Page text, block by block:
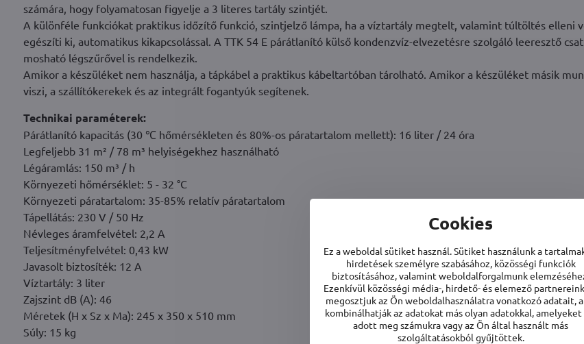
számára, hogy folyamatosan figyelje a 3 literes tartály szintjét.
A különféle funkciókat praktikus időzítő funkció, szintjelző lámpa, ha a víztartály megtelt, valamint túltöltés elleni
egészíti ki, automatikus kikapcsolással. A TTK 54 E párátlanító külső kondenzvíz-elvezetésre szolgáló leeresztő
mosható légszűrővel is rendelkezik.
Amikor a készüléket nem használja, a tápkábel a praktikus kábeltartóban tárolható. Amikor a készüléket másik
viszi, a szállítókerekek és az integrált fogantyúk segítenek.
Technikai paraméterek:
Párátlanító kapacitás (30 ℃ hőmérsékleten és 80%-os páratartalom mellett): 16 liter / 24 óra
Legfeljebb 31 m² / 78 m³ helyiségekhez használható
Légáramlás: 150 m³ / h
Környezeti hőmérséklet: 5 - 32 °C
Környezeti páratartalom: 35-85% relatív páratartalom
Tápellátás: 230 V / 50 Hz
Névleges áramfelvétel: 2,2 A
Teljesítményfelvétel: 0,43 kW
Javasolt biztosíték: 12 A
Víztartály: 3 liter
Zajszint dB (A): 46
Méretek (H x Sz x Ma): 245 x 350 x 510 mm
Súly: 15 kg
Cookies
Ez a weboldal sütiket használ. Sütiket használunk a
hirdetések személyre szabásához, közösségi funkciók
biztosításához, valamint weboldalforgalmunk
Ezenkívül közösségi média-, hirdető- és elemező
megosztjuk az Ön weboldalhasználatra vonatkozó adatait,
kombinálhatják az adatokat más olyan adatokkal, amelyeket
adott meg számukra vagy az Ön által használt más
szolgáltatásokból gyűjtöttek.